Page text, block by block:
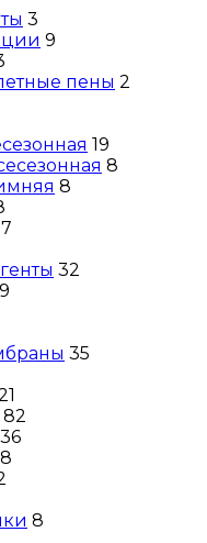
3
9
пены 2
19
8
8
7
32
35
82
8